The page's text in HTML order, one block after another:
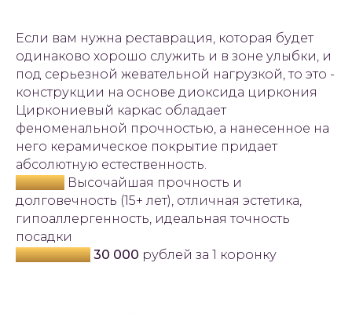
Если вам нужна реставрация, которая будет
одинаково хорошо служить и в зоне улыбки, и
под серьезной жевательной нагрузкой, то это -
конструкции на основе диоксида циркония
Циркониевый каркас обладает
феноменальной прочностью, а нанесенное на
него керамическое покрытие придает
абсолютную естественность.
Плюсы: Высочайшая прочность и
долговечность (15+ лет), отличная эстетика,
гипоаллергенность, идеальная точность
посадки
Стоимость: 30 000 рублей за 1 коронку